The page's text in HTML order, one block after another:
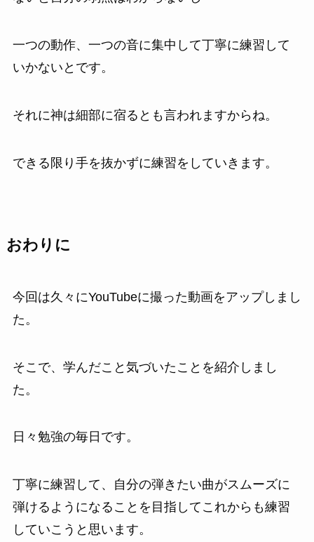
一つの動作、一つの音に集中して丁寧に練習して
いかないとです。
それに神は細部に宿るとも言われますからね。
できる限り手を抜かずに練習をしていきます。
おわりに
今回は久々にYouTubeに撮った動画をアップしまし
た。
そこで、学んだこと気づいたことを紹介しまし
た。
日々勉強の毎日です。
丁寧に練習して、自分の弾きたい曲がスムーズに
弾けるようになることを目指してこれからも練習
していこうと思います。